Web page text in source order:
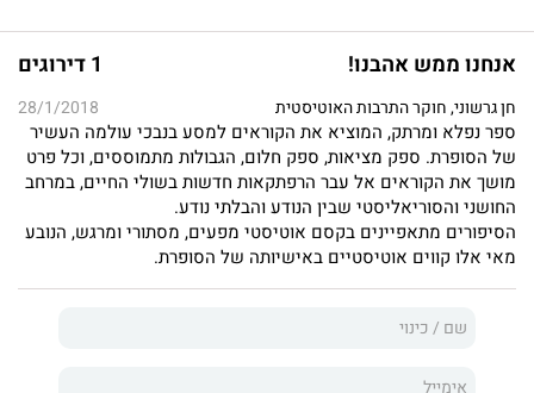
הבּוּר, אניס את כלבי הבדואים באבן שלופה ואצא מן הצד השני של
אקום ואתחיל ללמוד מוסכות או מכוניתנות או איך שלא קוראים לזה,
ולאט־לאט אני אהיה, נגיד, מישהו אחר. הלכתי ורחקתי אל תוך
הפרדס..."
שנת השועלשלרות עפרונימתחילה במפגש אקראי בפרדס שליד
על אבא אחד מהגן של הילד, קונה בחנות יד שנייה את המגפיים של
הולכת מכות, נפרדת מאמריקה וחוזרת אל הורים, כלבים, ילדים,
אנחנו ממש אהבנו! 1 דירוגים
חן גרשוני, חוקר התרבות האוטיסטית 28/1/2018
ספר נפלא ומרתק, המוציא את הקוראים למסע בנבכי עולמה העשיר
של הסופרת. ספק מציאות, ספק חלום, הגבולות מתמוססים, וכל פרט
מושך את הקוראים אל עבר הרפתקאות חדשות בשולי החיים, במרחב
החושני והסוריאליסטי שבין הנודע והבלתי נודע.
הסיפורים מתאפיינים בקסם אוטיסטי מפעים, מסתורי ומרגש, הנובע
מאי אלו קווים אוטיסטיים באישיותה של הסופרת.